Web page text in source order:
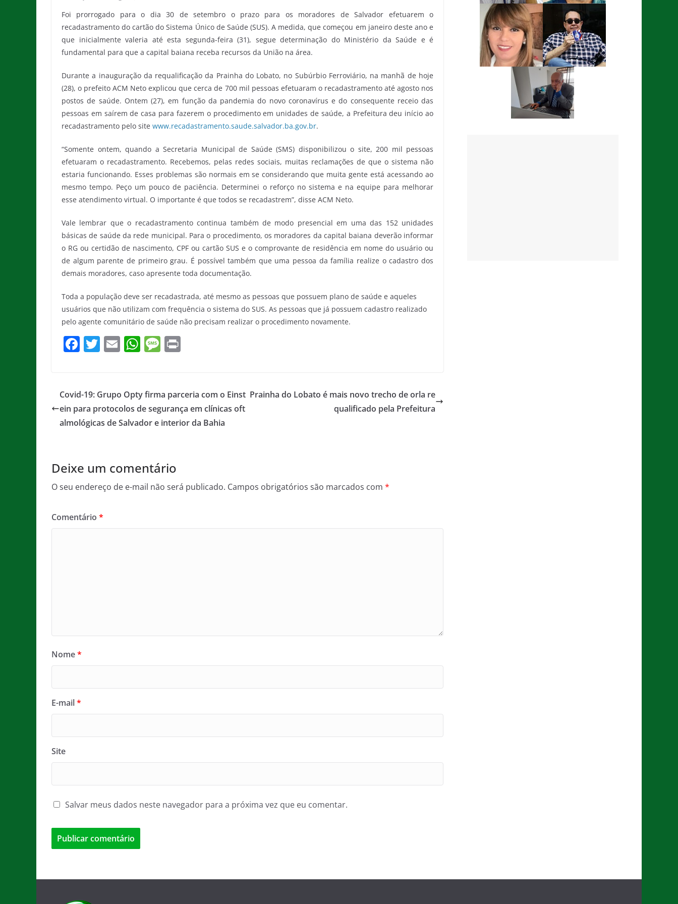
Foi prorrogado para o dia 30 de setembro o prazo para os moradores de Salvador efetuarem o
recadastramento do cartão do Sistema Único de Saúde (SUS). A medida, que começou em janeiro deste ano e
que inicialmente valeria até esta segunda-feira (31), segue determinação do Ministério da Saúde e é
fundamental para que a capital baiana receba recursos da União na área.
Durante a inauguração da requalificação da Prainha do Lobato, no Subúrbio Ferroviário, na manhã de hoje
(28), o prefeito ACM Neto explicou que cerca de 700 mil pessoas efetuaram o recadastramento até agosto nos
postos de saúde. Ontem (27), em função da pandemia do novo coronavírus e do consequente receio das
pessoas em saírem de casa para fazerem o procedimento em unidades de saúde, a Prefeitura deu início ao
recadastramento pelo site www.recadastramento.saude.salvador.ba.gov.br.
“Somente ontem, quando a Secretaria Municipal de Saúde (SMS) disponibilizou o site, 200 mil pessoas
efetuaram o recadastramento. Recebemos, pelas redes sociais, muitas reclamações de que o sistema não
estaria funcionando. Esses problemas são normais em se considerando que muita gente está acessando ao
mesmo tempo. Peço um pouco de paciência. Determinei o reforço no sistema e na equipe para melhorar
esse atendimento virtual. O importante é que todos se recadastrem”, disse ACM Neto.
Vale lembrar que o recadastramento continua também de modo presencial em uma das 152 unidades
básicas de saúde da rede municipal. Para o procedimento, os moradores da capital baiana deverão informar
o RG ou certidão de nascimento, CPF ou cartão SUS e o comprovante de residência em nome do usuário ou
de algum parente de primeiro grau. É possível também que uma pessoa da família realize o cadastro dos
demais moradores, caso apresente toda documentação.
Toda a população deve ser recadastrada, até mesmo as pessoas que possuem plano de saúde e aqueles
usuários que não utilizam com frequência o sistema do SUS. As pessoas que já possuem cadastro realizado
pelo agente comunitário de saúde não precisam realizar o procedimento novamente.
F
e
b
o
T
er
E
l
W
s
A
p
M
a
g
e
Covid-19: Grupo Opty firma parceria com o Einst
ein para protocolos de segurança em clínicas oft
almológicas de Salvador e interior da Bahia
Prainha do Lobato é mais novo trecho de orla re
qualificado pela Prefeitura
Deixe um comentário
O seu endereço de e-mail não será publicado. Campos obrigatórios são marcados com *
Comentário *
Nome*
E-mail*
Site
Salvar meus dados neste navegador para a próxima vez que eu comentar.